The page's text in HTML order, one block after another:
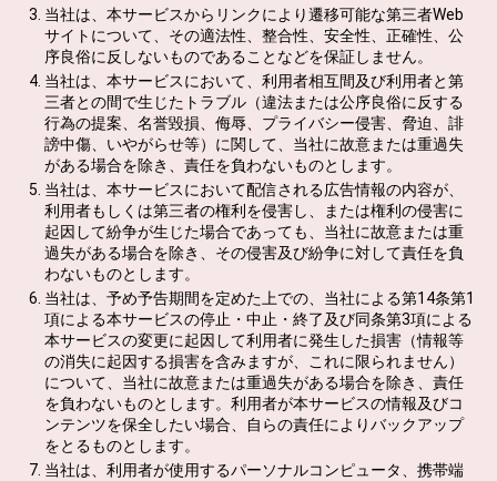
当社は、本サービスからリンクにより遷移可能な第三者Web
サイトについて、その適法性、整合性、安全性、正確性、公
序良俗に反しないものであることなどを保証しません。
当社は、本サービスにおいて、利用者相互間及び利用者と第
三者との間で生じたトラブル（違法または公序良俗に反する
行為の提案、名誉毀損、侮辱、プライバシー侵害、脅迫、誹
謗中傷、いやがらせ等）に関して、当社に故意または重過失
がある場合を除き、責任を負わないものとします。
当社は、本サービスにおいて配信される広告情報の内容が、
利用者もしくは第三者の権利を侵害し、または権利の侵害に
起因して紛争が生じた場合であっても、当社に故意または重
過失がある場合を除き、その侵害及び紛争に対して責任を負
わないものとします。
当社は、予め予告期間を定めた上での、当社による第14条第1
項による本サービスの停止・中止・終了及び同条第3項による
本サービスの変更に起因して利用者に発生した損害（情報等
の消失に起因する損害を含みますが、これに限られません）
について、当社に故意または重過失がある場合を除き、責任
を負わないものとします。利用者が本サービスの情報及びコ
ンテンツを保全したい場合、自らの責任によりバックアップ
をとるものとします。
当社は、利用者が使用するパーソナルコンピュータ、携帯端